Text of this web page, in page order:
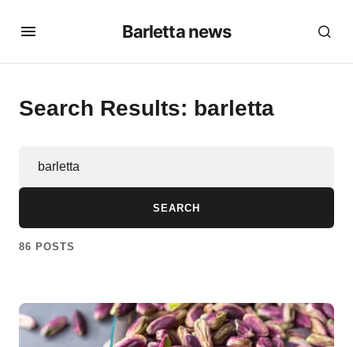
Barletta news
Search Results: barletta
SEARCH
86 POSTS